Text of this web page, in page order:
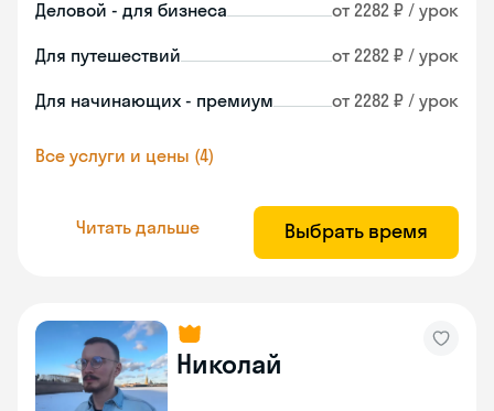
Деловой - для бизнеса от 2282 ₽ / урок
Для путешествий от 2282 ₽ / урок
Для начинающих - премиум от 2282 ₽ / урок
Все услуги и цены (4)
Читать дальше Выбрать время
Николай